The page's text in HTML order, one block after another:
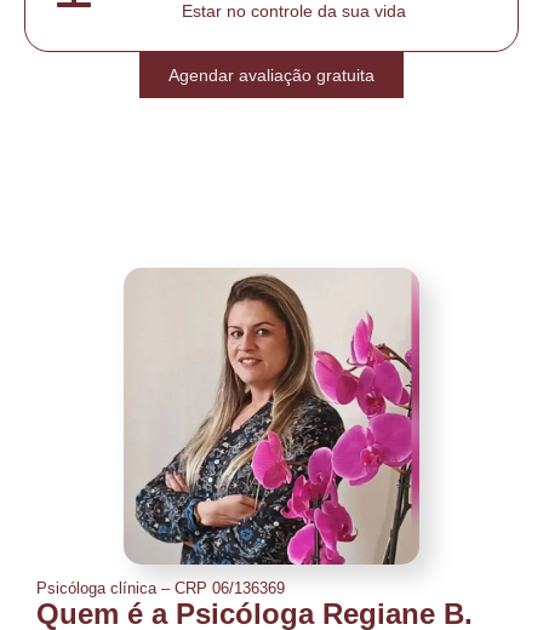
Estar no controle da sua vida
Agendar avaliação gratuita
Psicóloga clínica – CRP 06/136369
Quem é a Psicóloga Regiane B.